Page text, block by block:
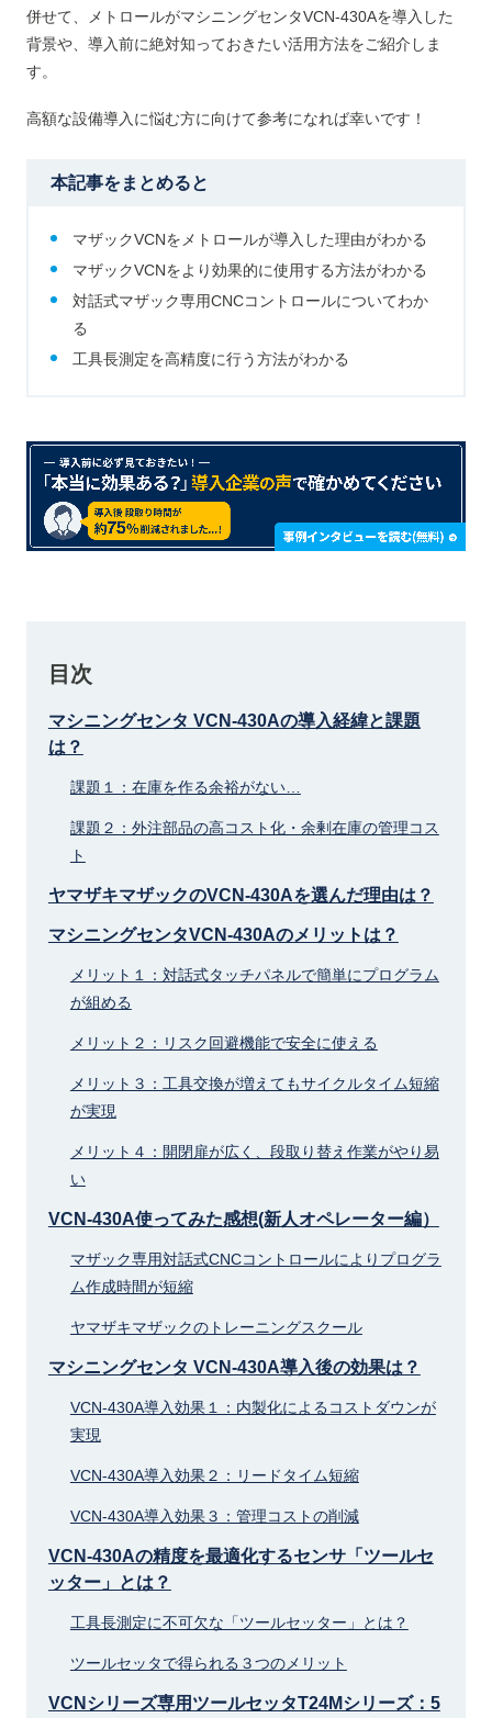
併せて、メトロールがマシニングセンタVCN-430Aを導入した
背景や、導入前に絶対知っておきたい活用方法をご紹介しま
す。
高額な設備導入に悩む方に向けて参考になれば幸いです！
本記事をまとめると
マザックVCNをメトロールが導入した理由がわかる
マザックVCNをより効果的に使用する方法がわかる
対話式マザック専用CNCコントロールについてわか
る
工具長測定を高精度に行う方法がわかる
目次
マシニングセンタ VCN-430Aの導入経緯と課題
は？
課題１：在庫を作る余裕がない…
課題２：外注部品の高コスト化・余剰在庫の管理コス
ト
ヤマザキマザックのVCN-430Aを選んだ理由は？
マシニングセンタVCN-430Aのメリットは？
メリット１：対話式タッチパネルで簡単にプログラム
が組める
メリット２：リスク回避機能で安全に使える
メリット３：工具交換が増えてもサイクルタイム短縮
が実現
メリット４：開閉扉が広く、段取り替え作業がやり易
い
VCN-430A使ってみた感想(新人オペレーター編）
マザック専用対話式CNCコントロールによりプログラ
ム作成時間が短縮
ヤマザキマザックのトレーニングスクール
マシニングセンタ VCN-430A導入後の効果は？
VCN-430A導入効果１：内製化によるコストダウンが
実現
VCN-430A導入効果２：リードタイム短縮
VCN-430A導入効果３：管理コストの削減
VCN-430Aの精度を最適化するセンサ「ツールセ
ッター」とは？
工具長測定に不可欠な「ツールセッター」とは？
ツールセッタで得られる３つのメリット
VCNシリーズ専用ツールセッタT24Mシリーズ：5